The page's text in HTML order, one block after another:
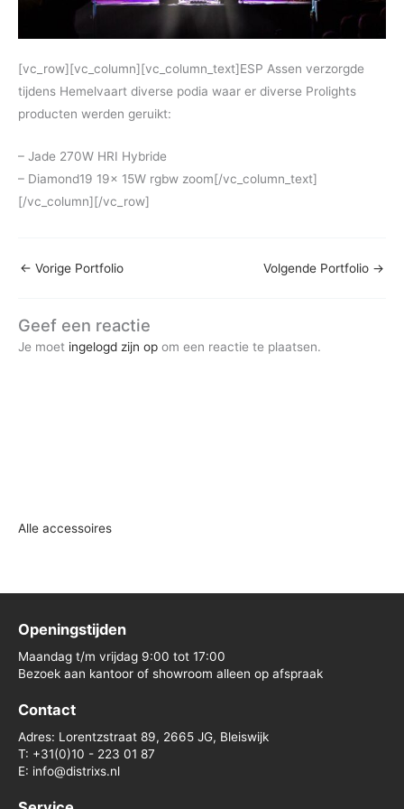
Alle accessoires
[vc_row][vc_column][vc_column_text]ESP Assen verzorgde
tijdens Hemelvaart diverse podia waar er diverse Prolights
producten werden geruikt:
– Jade 270W HRI Hybride
– Diamond19 19x 15W rgbw zoom[/vc_column_text]
[/vc_column][/vc_row]
← Vorige Portfolio Volgende Portfolio →
Geef een reactie
Je moet ingelogd zijn op om een reactie te plaatsen.
Openingstijden
Maandag t/m vrijdag 9:00 tot 17:00
Bezoek aan kantoor of showroom alleen op afspraak
Contact
Adres: Lorentzstraat 89, 2665 JG, Bleiswijk
T: +31(0)10 - 223 01 87
E: info@distrixs.nl